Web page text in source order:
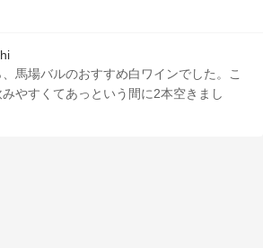
馬場バルのおすすめ白ワインでした。こ
やすくてあっという間に2本空きまし